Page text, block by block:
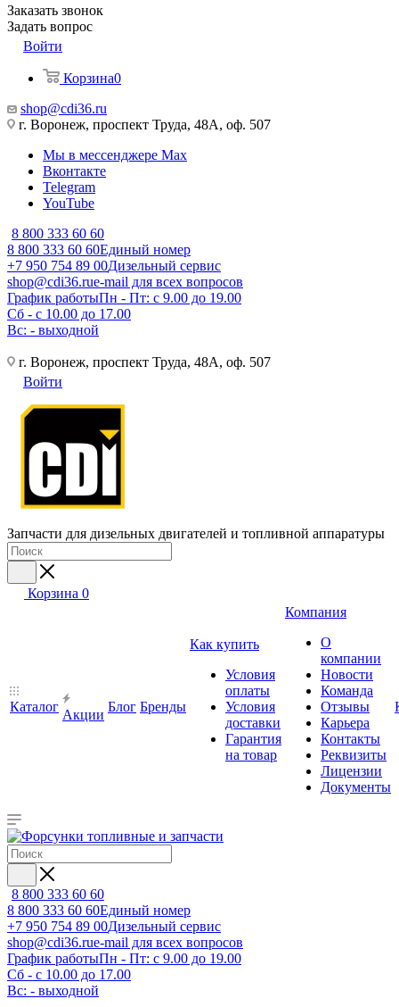
Заказать звонок
Задать вопрос
Войти
Корзина0
shop@cdi36.ru
г. Воронеж, проспект Труда, 48А, оф. 507
Мы в мессенджере Max
Вконтакте
Telegram
YouTube
8 800 333 60 60
8 800 333 60 60Единый номер
+7 950 754 89 00Дизельный сервис
shop@cdi36.rue-mail для всех вопросов
График работыПн - Пт: с 9.00 до 19.00
Сб - с 10.00 до 17.00
Вс: - выходной
г. Воронеж, проспект Труда, 48А, оф. 507
Войти
Запчасти для дизельных двигателей и топливной аппаратуры
Корзина 0
Каталог
Акции
Блог Бренды
Как купить
Условия
оплаты
Условия
доставки
Гарантия
на товар
Компания
О
компании
Новости
Команда
Отзывы
Карьера
Контакты
Реквизиты
Лицензии
Документы
8 800 333 60 60
8 800 333 60 60Единый номер
+7 950 754 89 00Дизельный сервис
shop@cdi36.rue-mail для всех вопросов
График работыПн - Пт: с 9.00 до 19.00
Сб - с 10.00 до 17.00
Вс: - выходной